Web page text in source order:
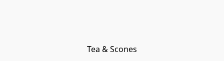
Tea & Scones